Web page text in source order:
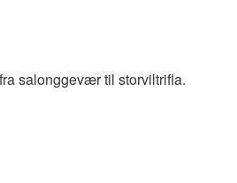
salonggevær til storviltrifla.